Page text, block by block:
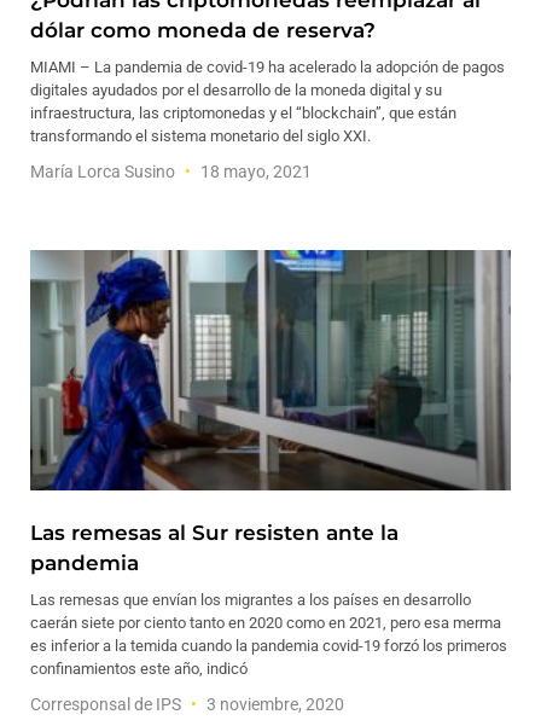
dólar como moneda de reserva?
MIAMI – La pandemia de covid-19 ha acelerado la adopción de pagos
digitales ayudados por el desarrollo de la moneda digital y su
infraestructura, las criptomonedas y el “blockchain”, que están
transformando el sistema monetario del siglo XXI.
María Lorca Susino 18 mayo, 2021
Las remesas al Sur resisten ante la
pandemia
Las remesas que envían los migrantes a los países en desarrollo
caerán siete por ciento tanto en 2020 como en 2021, pero esa merma
es inferior a la temida cuando la pandemia covid-19 forzó los primeros
confinamientos este año, indicó
Corresponsal de IPS 3 noviembre, 2020